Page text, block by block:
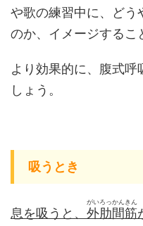
や歌の練習中に、どう
のか、イメージするこ
より効果的に、腹式
しょう。
吸うとき
息を吸うと、 外肋間筋
がいろっかんきん